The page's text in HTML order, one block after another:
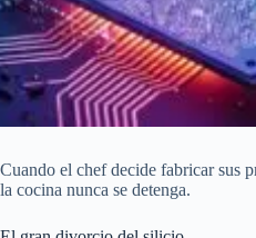
Cuando el chef decide fabricar sus
la cocina nunca se detenga.